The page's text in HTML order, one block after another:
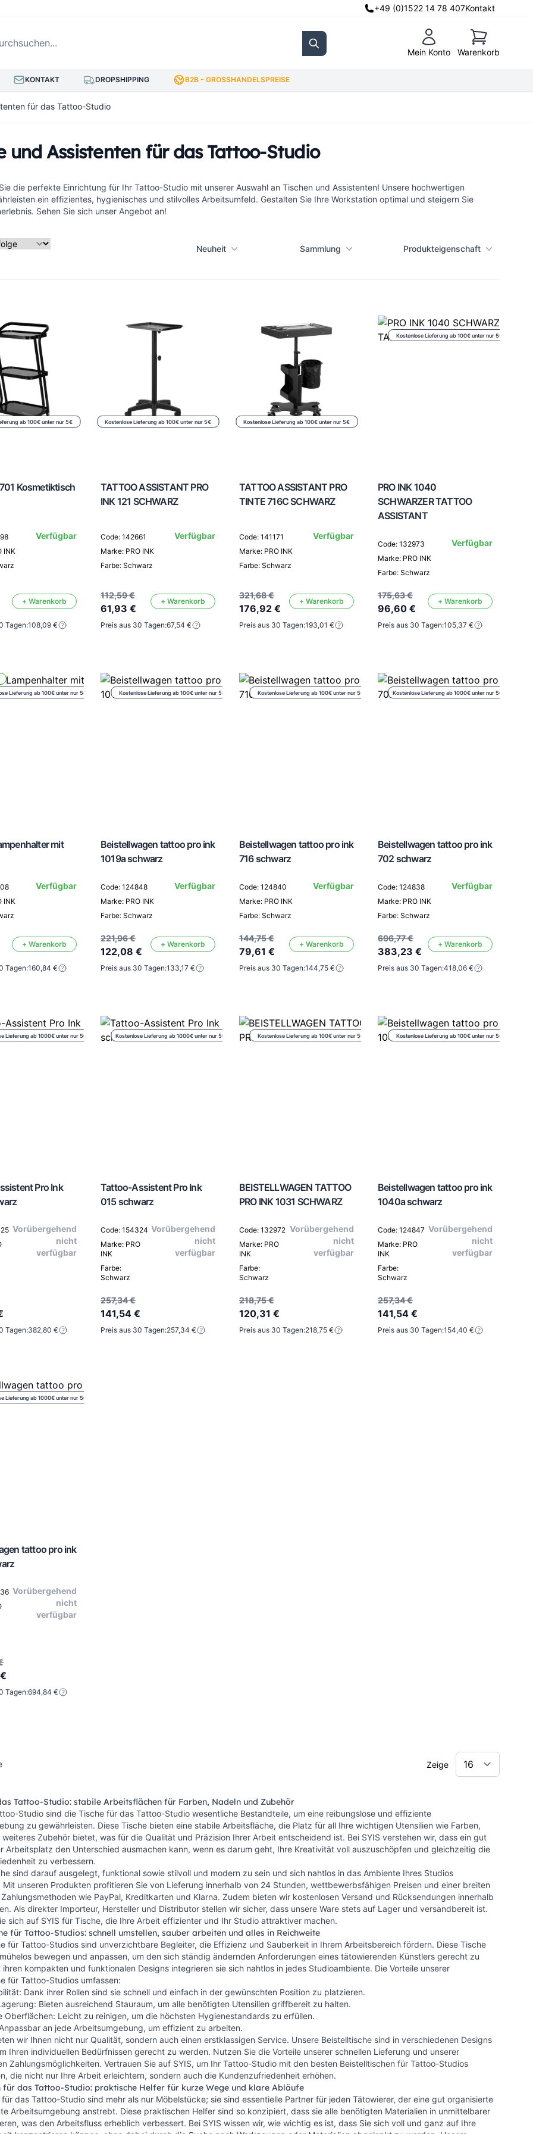
+49 (0)1522 14 78 407Kontakt
Search Mein Konto
Warenkorb
Warenkorb
KONTAKT DROPSHIPPING B2B - GROSSHANDELSPREISE
für das Tattoo-Studio
und Assistenten für das Tattoo-Studio
die perfekte Einrichtung für Ihr Tattoo-Studio mit unserer Auswahl an Tischen und Assistenten! Unsere hochwertigen
ein effizientes, hygienisches und stilvolles Arbeitsumfeld. Gestalten Sie Ihre Workstation optimal und steigern Sie
Sehen Sie sich unser Angebot an!
Neuheit Sammlung Produkteigenschaft
ab 100€ unter nur 5€
Kosmetiktisch
INK
Verfügbar
+ Warenkorb
Tagen:108,09 €
Kostenlose Lieferung ab 100€ unter nur 5€
TATTOO ASSISTANT PRO
INK 121 SCHWARZ
Code: 142661
Marke: PRO INK
Farbe: Schwarz
Verfügbar
112,59 €
61,93 €
+ Warenkorb
Preis aus 30 Tagen:67,54 €
Kostenlose Lieferung ab 100€ unter nur 5€
TATTOO ASSISTANT PRO
TINTE 716C SCHWARZ
Code: 141171
Marke: PRO INK
Farbe: Schwarz
Verfügbar
321,68 €
176,92 €
+ Warenkorb
Preis aus 30 Tagen:193,01 €
Kostenlose Lieferung ab 100€ unter nur 5€
PRO INK 1040
SCHWARZER TATTOO
ASSISTANT
Code: 132973
Marke: PRO INK
Farbe: Schwarz
Verfügbar
175,63 €
96,60 €
+ Warenkorb
Preis aus 30 Tagen:105,37 €
Lieferung ab 100€ unter nur 5€
mit
INK
Verfügbar
+ Warenkorb
Tagen:160,84 €
Kostenlose Lieferung ab 100€ unter nur 5€
Beistellwagen tattoo pro ink
1019a schwarz
Code: 124848
Marke: PRO INK
Farbe: Schwarz
Verfügbar
221,96 €
122,08 €
+ Warenkorb
Preis aus 30 Tagen:133,17 €
Kostenlose Lieferung ab 100€ unter nur 5€
Beistellwagen tattoo pro ink
716 schwarz
Code: 124840
Marke: PRO INK
Farbe: Schwarz
Verfügbar
144,75 €
79,61 €
+ Warenkorb
Preis aus 30 Tagen:144,75 €
Kostenlose Lieferung ab 1000€ unter nur 50€
Beistellwagen tattoo pro ink
702 schwarz
Code: 124838
Marke: PRO INK
Farbe: Schwarz
Verfügbar
696,77 €
383,23 €
+ Warenkorb
Preis aus 30 Tagen:418,06 €
Lieferung ab 1000€ unter nur 50€
Pro Ink
Vorübergehend
nicht
verfügbar
Tagen:382,80 €
Kostenlose Lieferung ab 1000€ unter nur 50€
Tattoo-Assistent Pro Ink
015 schwarz
Code: 154324
Marke: PRO
INK
Farbe:
Schwarz
Vorübergehend
nicht
verfügbar
257,34 €
141,54 €
Preis aus 30 Tagen:257,34 €
Kostenlose Lieferung ab 100€ unter nur 5€
BEISTELLWAGEN TATTOO
PRO INK 1031 SCHWARZ
Code: 132972
Marke: PRO
INK
Farbe:
Schwarz
Vorübergehend
nicht
verfügbar
218,75 €
120,31 €
Preis aus 30 Tagen:218,75 €
Kostenlose Lieferung ab 100€ unter nur 5€
Beistellwagen tattoo pro ink
1040a schwarz
Code: 124847
Marke: PRO
INK
Farbe:
Schwarz
Vorübergehend
nicht
verfügbar
257,34 €
141,54 €
Preis aus 30 Tagen:154,40 €
Lieferung ab 1000€ unter nur 50€
tattoo pro ink
Vorübergehend
nicht
verfügbar
Tagen:694,84 €
Zeige
Tattoo-Studio: stabile Arbeitsflächen für Farben, Nadeln und Zubehör
Studio sind die Tische für das Tattoo-Studio wesentliche Bestandteile, um eine reibungslose und effiziente
zu gewährleisten. Diese Tische bieten eine stabile Arbeitsfläche, die Platz für all Ihre wichtigen Utensilien wie Farben,
Zubehör bietet, was für die Qualität und Präzision Ihrer Arbeit entscheidend ist. Bei SYIS verstehen wir, dass ein gut
Arbeitsplatz den Unterschied ausmachen kann, wenn es darum geht, Ihre Kreativität voll auszuschöpfen und gleichzeitig die
zu verbessern.
sind darauf ausgelegt, funktional sowie stilvoll und modern zu sein und sich nahtlos in das Ambiente Ihres Studios
Mit unseren Produkten profitieren Sie von Lieferung innerhalb von 24 Stunden, wettbewerbsfähigen Preisen und einer breiten
Zahlungsmethoden wie PayPal, Kreditkarten und Klarna. Zudem bieten wir kostenlosen Versand und Rücksendungen innerhalb
Als direkter Importeur, Hersteller und Distributor stellen wir sicher, dass unsere Ware stets auf Lager und versandbereit ist.
sich auf SYIS für Tische, die Ihre Arbeit effizienter und Ihr Studio attraktiver machen.
für Tattoo-Studios: schnell umstellen, sauber arbeiten und alles in Reichweite
für Tattoo-Studios sind unverzichtbare Begleiter, die Effizienz und Sauberkeit in Ihrem Arbeitsbereich fördern. Diese Tische
bewegen und anpassen, um den sich ständig ändernden Anforderungen eines tätowierenden Künstlers gerecht zu
kompakten und funktionalen Designs integrieren sie sich nahtlos in jedes Studioambiente. Die Vorteile unserer
für Tattoo-Studios umfassen:
Dank ihrer Rollen sind sie schnell und einfach in der gewünschten Position zu platzieren.
Bieten ausreichend Stauraum, um alle benötigten Utensilien griffbereit zu halten.
Oberflächen: Leicht zu reinigen, um die höchsten Hygienestandards zu erfüllen.
an jede Arbeitsumgebung, um effizient zu arbeiten.
wir Ihnen nicht nur Qualität, sondern auch einen erstklassigen Service. Unsere Beistelltische sind in verschiedenen Designs
Ihren individuellen Bedürfnissen gerecht zu werden. Nutzen Sie die Vorteile unserer schnellen Lieferung und unserer
Zahlungsmöglichkeiten. Vertrauen Sie auf SYIS, um Ihr Tattoo-Studio mit den besten Beistelltischen für Tattoo-Studios
die nicht nur Ihre Arbeit erleichtern, sondern auch die Kundenzufriedenheit erhöhen.
für das Tattoo-Studio: praktische Helfer für kurze Wege und klare Abläufe
für das Tattoo-Studio sind mehr als nur Möbelstücke; sie sind essentielle Partner für jeden Tätowierer, der eine gut organisierte
Arbeitsumgebung anstrebt. Diese praktischen Helfer sind so konzipiert, dass sie alle benötigten Materialien in unmittelbarer
was den Arbeitsfluss erheblich verbessert. Bei SYIS wissen wir, wie wichtig es ist, dass Sie sich voll und ganz auf Ihre